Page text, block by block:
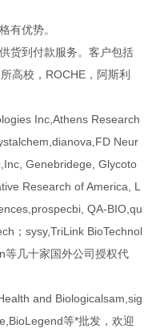
有优势。
货到付款服务。客户包括
高校，ROCHE，阿斯利
Inc,Athens Research
Neur
Genebridege, Glycoto
Research of America, L
QA-BIO,qu
；sysy,TriLink BioTechnol
几十家国外公司授权代
and Biologicalsam,sig
等*批发，欢迎